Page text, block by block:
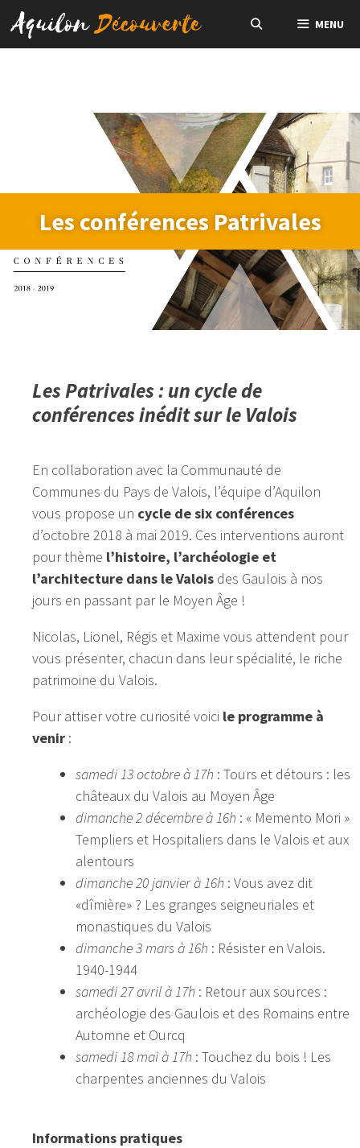
MENU
Les conférences Patrivales
Les Patrivales : un cycle de
conférences inédit sur le Valois
En collaboration avec la Communauté de
Communes du Pays de Valois, l’équipe d’Aquilon
vous propose un cycle de six conférences
d’octobre 2018 à mai 2019. Ces interventions auront
pour thème l’histoire, l’archéologie et
l’architecture dans le Valois des Gaulois à nos
jours en passant par le Moyen Âge !
Nicolas, Lionel, Régis et Maxime vous attendent pour
vous présenter, chacun dans leur spécialité, le riche
patrimoine du Valois.
Pour attiser votre curiosité voici le programme à
venir :
samedi 13 octobre à 17h : Tours et détours : les
châteaux du Valois au Moyen Âge
dimanche 2 décembre à 16h : « Memento Mori »
Templiers et Hospitaliers dans le Valois et aux
alentours
dimanche 20 janvier à 16h : Vous avez dit
«dîmière» ? Les granges seigneuriales et
monastiques du Valois
dimanche 3 mars à 16h : Résister en Valois.
1940-1944
samedi 27 avril à 17h : Retour aux sources :
archéologie des Gaulois et des Romains entre
Automne et Ourcq
samedi 18 mai à 17h : Touchez du bois ! Les
charpentes anciennes du Valois
Informations pratiques